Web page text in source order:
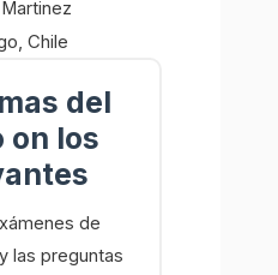
Chile
del
on los
de
las preguntas